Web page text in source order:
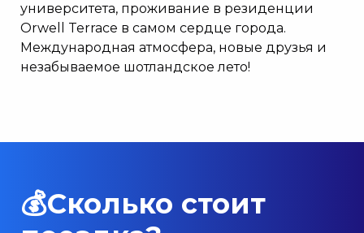
университета, проживание в резиденции
Orwell Terrace в самом сердце города.
Международная атмосфера, новые друзья и
незабываемое шотландское лето!
💰Сколько стоит